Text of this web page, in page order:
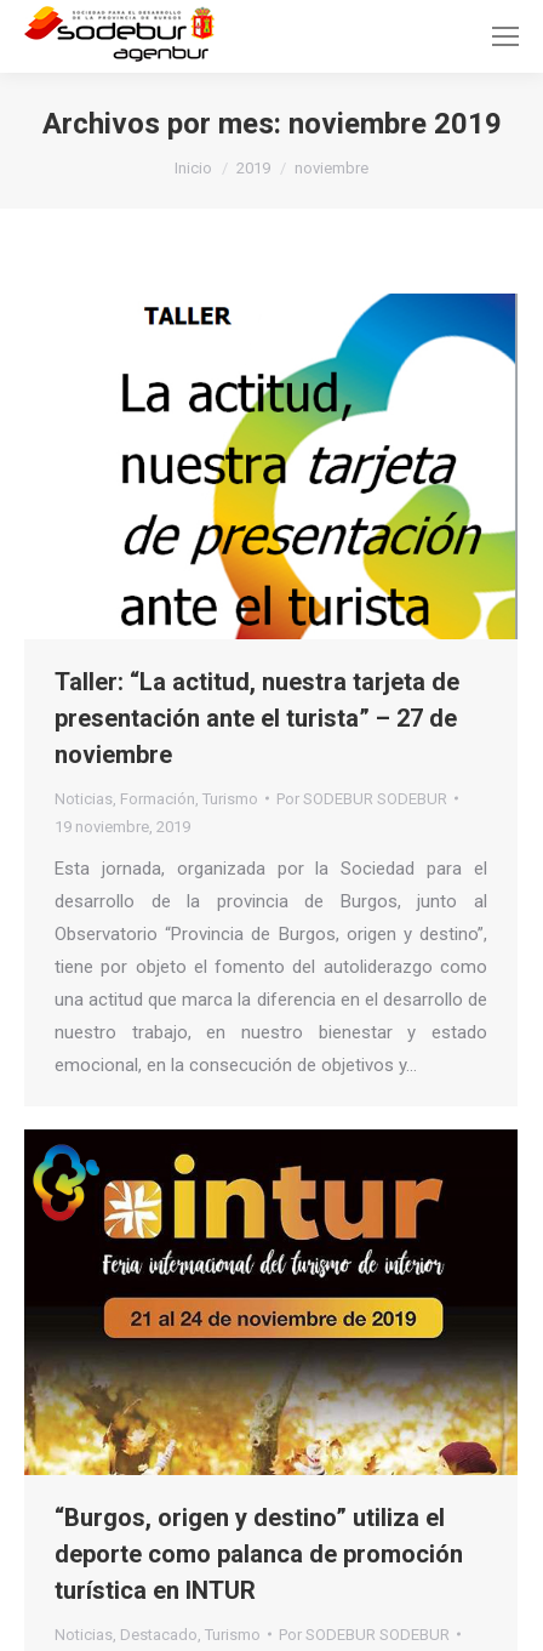
Archivos por mes: noviembre 2019
Inicio 2019 noviembre
Taller: “La actitud, nuestra tarjeta de
presentación ante el turista” – 27 de
noviembre
Noticias Formación Turismo Por SODEBUR SODEBUR
19 noviembre, 2019
Esta jornada, organizada por la Sociedad para el
desarrollo de la provincia de Burgos, junto al
Observatorio “Provincia de Burgos, origen y destino”,
tiene por objeto el fomento del autoliderazgo como
una actitud que marca la diferencia en el desarrollo de
nuestro trabajo, en nuestro bienestar y estado
emocional, en la consecución de objetivos y…
“Burgos, origen y destino” utiliza el
deporte como palanca de promoción
turística en INTUR
Noticias Destacado Turismo Por SODEBUR SODEBUR